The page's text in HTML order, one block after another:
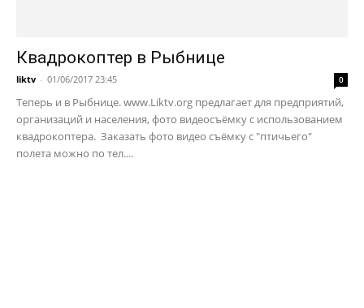
Квадрокоптер в Рыбнице
liktv - 01/06/2017 23:45 0
Теперь и в Рыбнице. www.Liktv.org предлагает для предприятий,
организаций и населения, фото видеосъёмку с использованием
квадрокоптера. Заказать фото видео съёмку с "птичьего"
полета можно по тел....